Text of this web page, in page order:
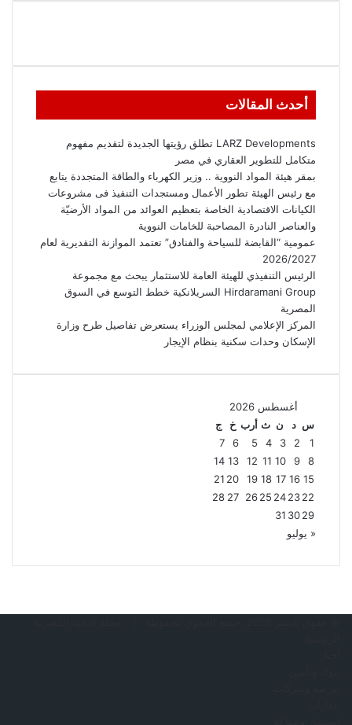
أحدث المقالات
LARZ Developments تطلق رؤيتها الجديدة لتقديم مفهوم
متكامل للتطوير العقاري في مصر
بمقر هيئة المواد النووية .. وزير الكهرباء والطاقة المتجددة يتابع
مع رئيس الهيئة تطور الأعمال ومستجدات التنفيذ فى مشروعات
الكيانات الاقتصادية الخاصة بتعظيم العوائد من المواد الأرضيّة
والعناصر النادرة المصاحبة للخامات النووية
عمومية “القابضة للسياحة والفنادق” تعتمد الموازنة التقديرية لعام
2026/2027
الرئيس التنفيذي للهيئة العامة للاستثمار يبحث مع مجموعة
Hirdaramani Group السريلانكية خطط التوسع في السوق
المصرية
المركز الإعلامي لمجلس الوزراء يستعرض تفاصيل طرح وزارة
الإسكان وحدات سكنية بنظام الإيجار
أغسطس 2026
س د ن ث أرب خ
ج
1
2
3
4
5
6
7
8
9
10
11
12
13
14
15
16
17
18
19
20
21
22
23
24
25
26
27
28
29
30
31
« يوليو